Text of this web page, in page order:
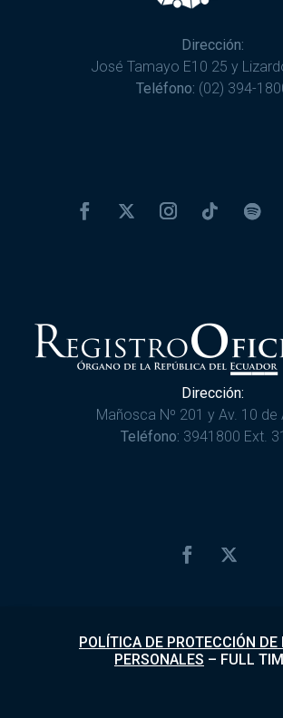
Dirección:
José Tamayo E10 25 y
Teléfono: (02) 394-
Dirección:
Mañosca Nº 201 y Av. 10
Teléfono: 3941800 Ext.
POLÍTICA DE PROTECCIÓN DE
PERSONALES – FULL